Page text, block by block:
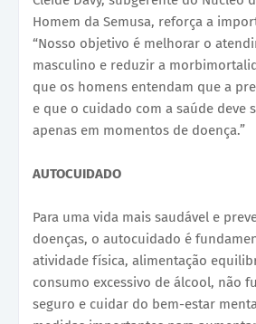
Homem da Semusa, reforça a
“Nosso objetivo é melhorar o
masculino e reduzir a
que os homens entendam que a
e que o cuidado com a saúde deve
apenas em momentos de doença.”
AUTOCUIDADO
Para uma vida mais saudável e
doenças, o autocuidado é
atividade física, alimentação
consumo excessivo de álcool, não
seguro e cuidar do bem-estar